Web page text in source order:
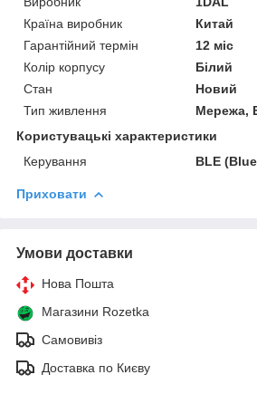
Країна виробник
Китай
Гарантійний термін
12 міс
Колір корпусу
Білий
Стан
Новий
Тип живлення
Мережа,
Користувацькі характеристики
Керування
BLE
Приховати
Умови доставки
Нова Пошта
Магазини Rozetka
Самовивіз
Доставка по Києву